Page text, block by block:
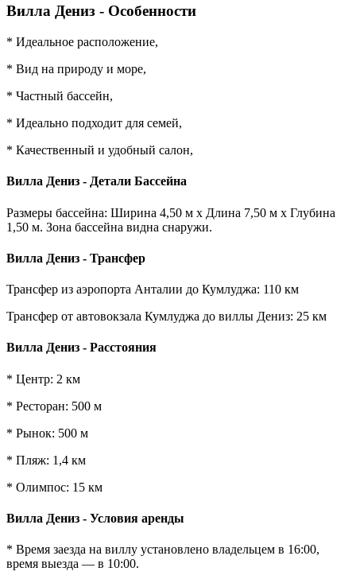
Вилла Дениз - Особенности
* Идеальное расположение,
* Вид на природу и море,
* Частный бассейн,
* Идеально подходит для семей,
* Качественный и удобный салон,
Вилла Дениз - Детали Бассейна
Размеры бассейна: Ширина 4,50 м x Длина 7,50 м x Глубина
1,50 м. Зона бассейна видна снаружи.
Вилла Дениз - Трансфер
Трансфер из аэропорта Анталии до Кумлуджа: 110 км
Трансфер от автовокзала Кумлуджа до виллы Дениз: 25 км
Вилла Дениз - Расстояния
* Центр: 2 км
* Ресторан: 500 м
* Рынок: 500 м
* Пляж: 1,4 км
* Олимпос: 15 км
Вилла Дениз - Условия аренды
* Время заезда на виллу установлено владельцем в 16:00,
время выезда — в 10:00.